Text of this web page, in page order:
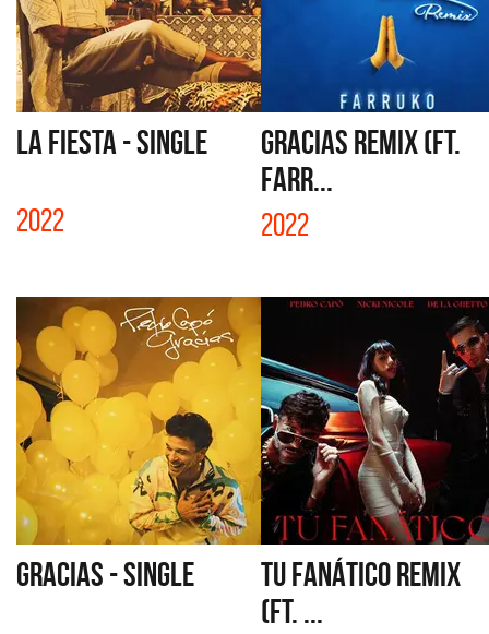
LA FIESTA - SINGLE
2022
GRACIAS REMIX (FT.
FARR...
2022
GRACIAS - SINGLE
TU FANÁTICO REMIX
(FT. ...